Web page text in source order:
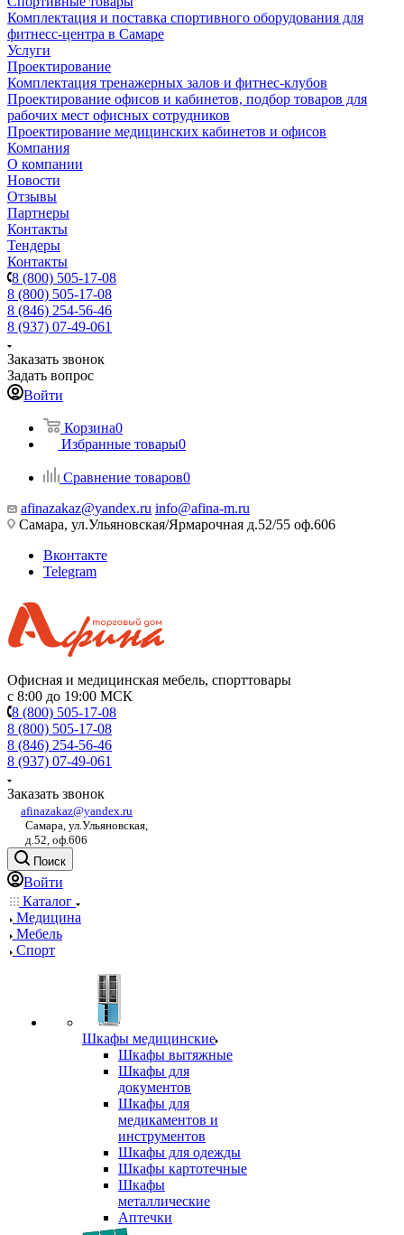
Комплектация и поставка спортивного оборудования для
фитнесс-центра в Самаре
Услуги
Проектирование
Комплектация тренажерных залов и фитнес-клубов
Проектирование офисов и кабинетов, подбор товаров для
рабочих мест офисных сотрудников
Проектирование медицинских кабинетов и офисов
Компания
О компании
Новости
Отзывы
Партнеры
Контакты
Тендеры
Контакты
8 (800) 505-17-08
8 (800) 505-17-08
8 (846) 254-56-46
8 (937) 07-49-061
Заказать звонок
Задать вопрос
Войти
Корзина0
Избранные товары0
Сравнение товаров0
afinazakaz@yandex.ru info@afina-m.ru
Самара, ул.Ульяновская/Ярмарочная д.52/55 оф.606
Вконтакте
Telegram
Офисная и медицинская мебель, спорттовары
с 8:00 до 19:00 МСК
8 (800) 505-17-08
8 (800) 505-17-08
8 (846) 254-56-46
8 (937) 07-49-061
Заказать звонок
afinazakaz@yandex.ru
Самара, ул.Ульяновская,
д.52, оф.606
Поиск
Войти
Каталог
Медицина
Мебель
Спорт
Шкафы медицинские
Шкафы вытяжные
Шкафы для
документов
Шкафы для
медикаментов и
инструментов
Шкафы для одежды
Шкафы картотечные
Шкафы
металлические
Аптечки